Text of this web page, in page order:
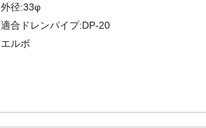
外径:33φ
適合ドレンパイプ:DP-20
エルボ